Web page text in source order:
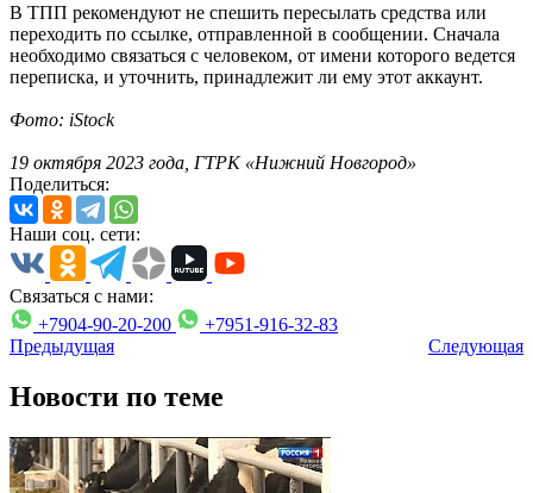
В ТПП рекомендуют не спешить пересылать средства или
переходить по ссылке, отправленной в сообщении. Сначала
необходимо связаться с человеком, от имени которого ведется
переписка, и уточнить, принадлежит ли ему этот аккаунт.
Фото: iStock
19 октября 2023 года, ГТРК «Нижний Новгород»
Поделиться:
Наши соц. сети:
Связаться с нами:
+7904-90-20-200
+7951-916-32-83
Предыдущая
Следующая
Новости по теме